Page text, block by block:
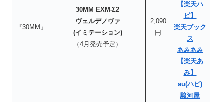
『30MM』
30MM EXM-Σ2
ヴェルデノヴァ
(イミテーション)
（4月発売予定）
2,090
円
【楽天ハ
ピ】
楽天ブック
ス
あみあみ
【楽天あ
み】
au(ハピ)
駿河屋